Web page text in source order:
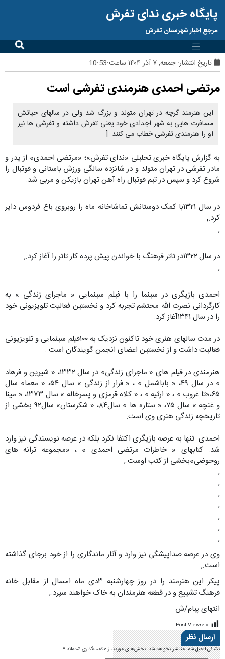
پایگاه خبری ندای تفرش
مرجع اخبار شهرستان تفرش
تاریخ انتشار:جمعه, ۷ آذر ۱۴۰۴ ساعت:10:53
مرتضی احمدی هنرمندی تفرشی است
این هنرمند گرچه در تهران متولد و بزرگ شد ولی در سالهای حیاتش
مسافرت هایی به شهر اجدادی خود یعنی تفرش داشته و تفرشی ها نیز
او را هنرمندی تفرشی خطاب می کنند. [
به گزارش پایگاه خبری تحلیلی «ندای تفرش»؛ «مرتضی احمدی» از پدر و
مادر تفرشی در تهران متولد و در شانزده سالگی ورزش باستانی و فوتبال را
شروع کرد و سپس در تیم فوتبال راه آهن تهران بازیکن و مربی شد.
در سال ۱۳۲۱با کمک دوستانش تماشاخانه ماه را روبروی باغ فردوس دایر
کرد.,
,
در سال ۱۳۲۲در تاتر فرهنگ با خواندن پیش پرده کار تاتر را آغاز کرد.,
,
احمدی بازیگری در سینما را با فیلم سینمایی « ماجرای زندگی » به
کارگردانی نصرت الله محتشم تجربه کرد و نخستین فعالیت تلویزیونی خود
را در سال ۱۳۴۱آغاز کرد.
در مدت سالهای هنری خود تاکنون نزدیک به ۱۰۰فیلم سینمایی و تلویزیونی
فعالیت داشت و از نخستین اعضای انجمن گویندگان است .
هنرمندی در فیلم های « ماجرای زندگی» در سال ۱۳۳۲، « شیرین و فرهاد
» در سال ۴۹، « باباشمل » ، « فرار از زندگی » سال ۵۴، « معما» سال
۶۵،«تا غروب » ، « ارثیه » ، « کلاه قرمزی و پسرخاله » سال ۱۳۷۳، « مینا
و غنچه » سال ۷۵، « ستاره ها » سال۸۴، « شکرستان» سال۹۲ بخشی از
تاریخچه زندگی هنری وی است.
احمدی تنها به عرصه بازیگری اکتفا نکرد بلکه در عرصه نویسندگی نیز وارد
شد. کتابهای « خاطرات مرتضی احمدی » ، «مجموعه ترانه های
روحوضی»بخشی از کتب اوست.,
,
,
,
,
,
,
,
وی در عرصه صداپیشگی نیز وارد و آثار ماندگاری را از خود برجای گذاشته
است.,
پیکر این هنرمند را در روز چهارشنبه ۳دی ماه امسال از مقابل خانه
فرهنگ تشییع و در قطعه هنرمندان به خاک خواهند سپرد.,
انتهای پیام/ش
Post Views: ۰
ارسال نظر
نشانی ایمیل شما منتشر نخواهد شد.بخش‌های موردنیاز علامت‌گذاری شده‌اند*